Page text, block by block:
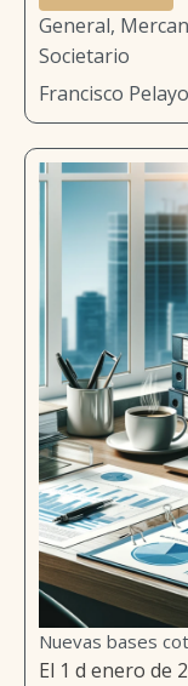
General,
Societario
Francisco Pelayo
Nuevas bases
El 1 d enero de